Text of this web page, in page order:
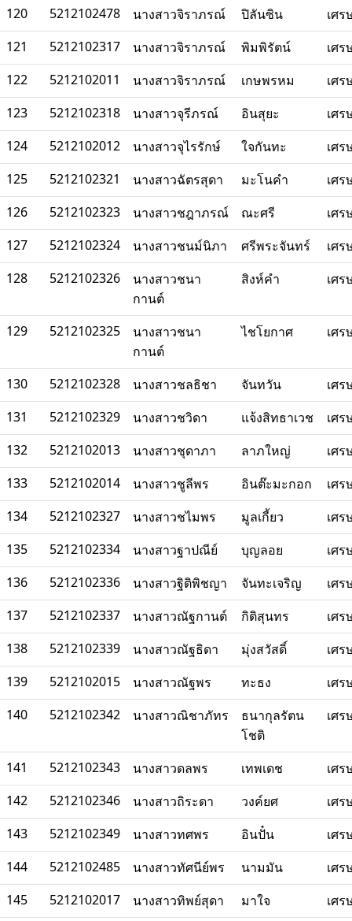
120
5212102478 นางสาวจิราภรณ์ ปิลันซิน
เศ
121
5212102317 นางสาวจิราภรณ์ พิมพิรัตน์
เศ
122
5212102011 นางสาวจิราภรณ์ เกษพรหม
เศ
123
5212102318 นางสาวจุรีภรณ์ อินสุยะ
เศ
124
5212102012 นางสาวจุไรรักษ์ ใจกันทะ
เศ
125
5212102321 นางสาวฉัตรสุดา มะโนคำ
เศ
126
5212102323 นางสาวชฎาภรณ์ ณะศรี
เศ
127
5212102324 นางสาวชนม์นิภา ศรีพระจันทร์
เศ
128
5212102326
นางสาวชนา
กานต์
สิงห์คำ เศ
129 5212102325
นางสาวชนา
กานต์
ไชโยกาศ เศ
130 5212102328 นางสาวชลธิชา จันทวัน
เศ
131
5212102329 นางสาวชวิดา แจ้งสิทธาเวช
เศ
132
5212102013 นางสาวชุดาภา ลาภใหญ่
เศ
133
5212102014 นางสาวชูลีพร อินต๊ะมะกอก
เศ
134
5212102327 นางสาวชไมพร มูลเกี้ยว
เศ
135
5212102334 นางสาวฐาปณีย์ บุญลอย
เศ
136
5212102336 นางสาวฐิติพิชญา จันทะเจริญ
เศ
137
5212102337 นางสาวณัฐกานต์ กิติสุนทร
เศ
138
5212102339 นางสาวณัฐธิดา มุ่งสวัสดิ์
เศ
139
5212102015 นางสาวณัฐพร ทะธง
เศ
140
5212102342 นางสาวณิชาภัทร
ธนากุลรัตน
โชติ
เศ
141 5212102343 นางสาวดลพร เทพเดช
เศ
142
5212102346 นางสาวถิระดา วงค์ยศ
เศ
143
5212102349 นางสาวทศพร อินปั๋น
เศ
144
5212102485 นางสาวทัศนีย์พร นามมัน
เศ
145
5212102017 นางสาวทิพย์สุดา มาใจ เศ